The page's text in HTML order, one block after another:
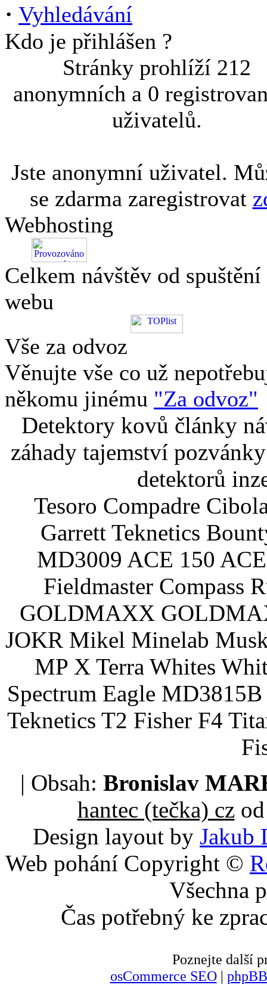
· Vyhledávání
Kdo je přihlášen ?
Stránky prohlíží 212
anonymních a 0
uživatelů.
Jste anonymní uživatel.
se zdarma zaregistrovat
Webhosting
Celkem návštěv od spuštění
webu
Vše za odvoz
Věnujte vše co už
někomu jinému "Za odvoz"
Detektory kovů články
záhady tajemství
detektorů
Tesoro Compadre
Garrett Teknetics
MD3009 ACE 150
Fieldmaster Compass
GOLDMAXX
JOKR Mikel Minelab
MP X Terra Whites
Spectrum Eagle
Teknetics T2 Fisher F4
| Obsah: Bronislav
hantec (tečka) czod
Design layout by Jakub
Web pohání Copyright ©
Všechna
Čas potřebný ke
Poznejte další
osCommerce SEO|